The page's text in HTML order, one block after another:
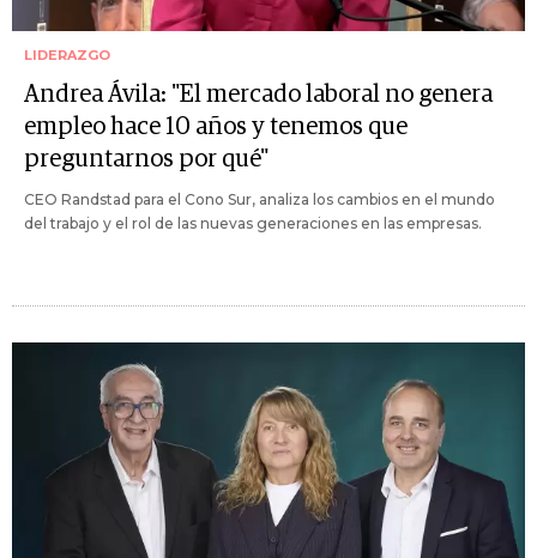
LIDERAZGO
Andrea Ávila: "El mercado laboral no genera
empleo hace 10 años y tenemos que
preguntarnos por qué"
CEO Randstad para el Cono Sur, analiza los cambios en el mundo
del trabajo y el rol de las nuevas generaciones en las empresas.